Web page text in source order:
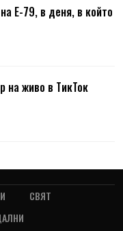
Е-79, в деня, в който
на живо в ТикТок
СВЯТ